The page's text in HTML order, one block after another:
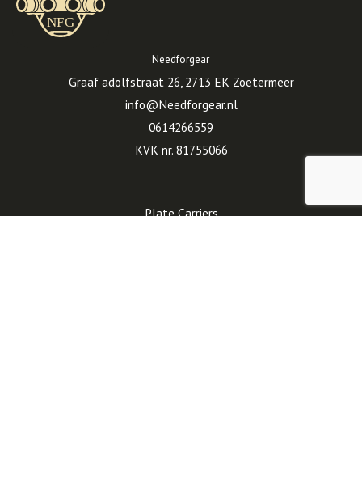
Needforgear
Graaf adolfstraat 26, 2713 EK Zoetermeer
info@Needforgear.nl
0614266559
KVK nr. 81755066
Plate Carriers